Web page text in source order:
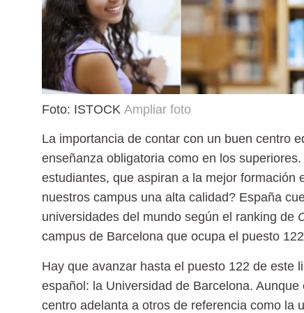
Foto: ISTOCK Ampliar foto
La importancia de contar con un buen centro
enseñanza obligatoria como en los
estudiantes, que aspiran a la mejor
nuestros campus una alta calidad? España
universidades del mundo según el ranking de
campus de Barcelona que ocupa el puesto 122
Hay que avanzar hasta el puesto 122 de este
español: la Universidad de Barcelona. Aunque
centro adelanta a otros de referencia como la